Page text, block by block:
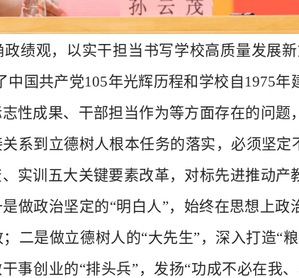
周年暨“七一”表彰大会
绩观，以实干担当书写学校高质量发展
国共产党105年光辉历程和学校自1975年
性成果、干部担当作为等方面存在的问题
系到立德树人根本任务的落实，必须坚定
实训五大关键要素改革，对标先进推动产
做政治坚定的“明白人”，始终在思想上政
二是做立德树人的“大先生”，深入打造“
事创业的“排头兵”，发扬“功成不必在我